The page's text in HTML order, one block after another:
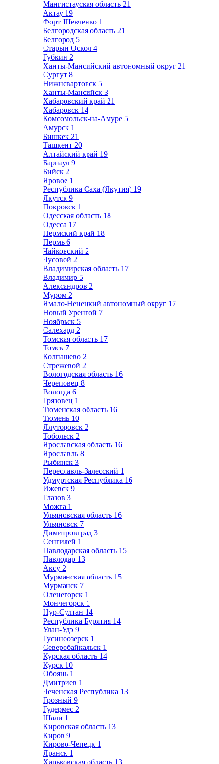
Мангистауская область 21
Актау 19
Форт-Шевченко 1
Белгородская область 21
Белгород 5
Старый Оскол 4
Губкин 2
Ханты-Мансийский автономный округ 21
Сургут 8
Нижневартовск 5
Ханты-Мансийск 3
Хабаровский край 21
Хабаровск 14
Комсомольск-на-Амуре 5
Амурск 1
Бишкек 21
Ташкент 20
Алтайский край 19
Барнаул 9
Бийск 2
Яровое 1
Республика Саха (Якутия) 19
Якутск 9
Покровск 1
Одесская область 18
Одесса 17
Пермский край 18
Пермь 6
Чайковский 2
Чусовой 2
Владимирская область 17
Владимир 5
Александров 2
Муром 2
Ямало-Ненецкий автономный округ 17
Новый Уренгой 7
Ноябрьск 5
Салехард 2
Томская область 17
Томск 7
Колпашево 2
Стрежевой 2
Вологодская область 16
Череповец 8
Вологда 6
Грязовец 1
Тюменская область 16
Тюмень 10
Ялуторовск 2
Тобольск 2
Ярославская область 16
Ярославль 8
Рыбинск 3
Переславль-Залесский 1
Удмуртская Республика 16
Ижевск 9
Глазов 3
Можга 1
Ульяновская область 16
Ульяновск 7
Димитровград 3
Сенгилей 1
Павлодарская область 15
Павлодар 13
Аксу 2
Мурманская область 15
Мурманск 7
Оленегорск 1
Мончегорск 1
Нур-Султан 14
Республика Бурятия 14
Улан-Удэ 9
Гусиноозерск 1
Северобайкальск 1
Курская область 14
Курск 10
Обоянь 1
Дмитриев 1
Чеченская Республика 13
Грозный 9
Гудермес 2
Шали 1
Кировская область 13
Киров 9
Кирово-Чепецк 1
Яранск 1
Харьковская область 13